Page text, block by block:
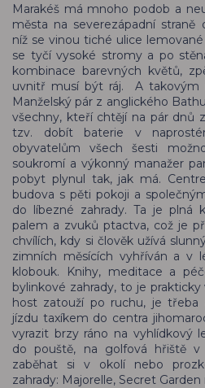
Marakéš má mnoho podob a
města na severezápadní straně
níž se vinou tiché ulice
se tyčí vysoké stromy a po
kombinace barevných květů,
uvnitř musí být ráj. A takovým
Manželský pár z anglického
všechny, kteří chtějí na pár dnů
tzv. dobít baterie v
obyvatelům všech šesti
soukromí a výkonný manažer
pobyt plynul tak, jak má.
budova s pěti pokoji a
do líbezné zahrady. Ta je plná
palem a zvuků ptactva, což je
chvílích, kdy si člověk užívá
zimních měsících vyhříván a v
klobouk. Knihy, meditace a
bylinkové zahrady, to je
host zatouží po ruchu, je třeba
jízdu taxíkem do centra
vyrazit brzy ráno na vyhlídkový
do pouště, na golfová hřiště v
zaběhat si v okolí nebo
zahrady: Majorelle, Secret